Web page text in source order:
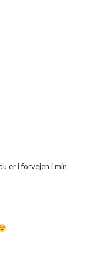
er i forvejen i min